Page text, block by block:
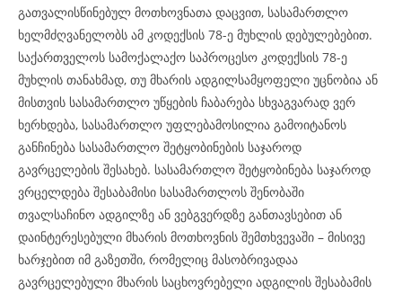
გათვალისწინებულ მოთხოვნათა დაცვით, სასამართლო
ხელმძღვანელობს ამ კოდექსის 78-ე მუხლის დებულებებით.
საქართველოს სამოქალაქო საპროცესო კოდექსის 78-ე
მუხლის თანახმად, თუ მხარის ადგილსამყოფელი უცნობია ან
მისთვის სასამართლო უწყების ჩაბარება სხვაგვარად ვერ
ხერხდება, სასამართლო უფლებამოსილია გამოიტანოს
განჩინება სასამართლო შეტყობინების საჯაროდ
გავრცელების შესახებ. სასამართლო შეტყობინება საჯაროდ
ვრცელდება შესაბამისი სასამართლოს შენობაში
თვალსაჩინო ადგილზე ან ვებგვერდზე განთავსებით ან
დაინტერესებული მხარის მოთხოვნის შემთხვევაში – მისივე
ხარჯებით იმ გაზეთში, რომელიც მასობრივადაა
გავრცელებული მხარის საცხოვრებელი ადგილის შესაბამის